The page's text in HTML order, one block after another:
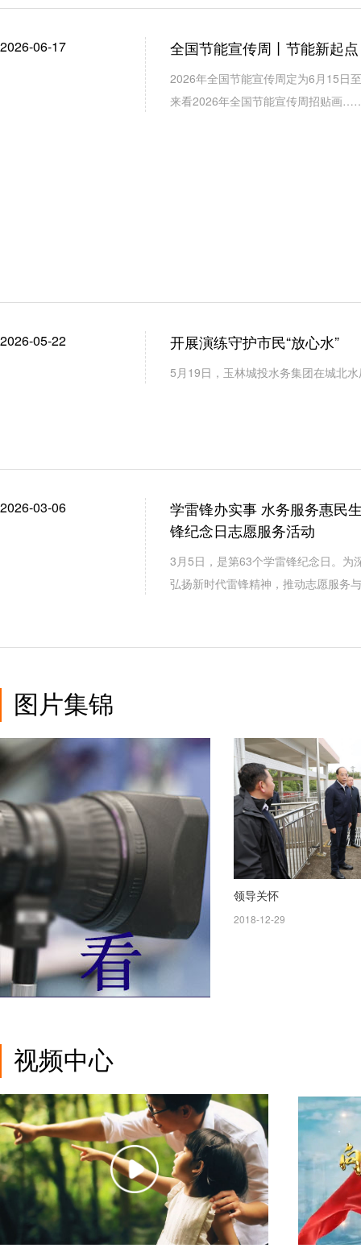
2026-06-17 全国节能宣传周丨节能新起
2026年全国节能宣传周定为6月15日
来看2026年全国节能宣传周招贴
2026-05-22 开展演练守护市民“放心水”
5月19日，玉林城投水务集团在城
2026-03-06
学雷锋办实事 水务服务惠
锋纪念日志愿服务活动
3月5日，是第63个学雷锋纪念日。为
弘扬新时代雷锋精神，推动志愿服
图片集锦
领导关怀
2018-12-29
视频中心